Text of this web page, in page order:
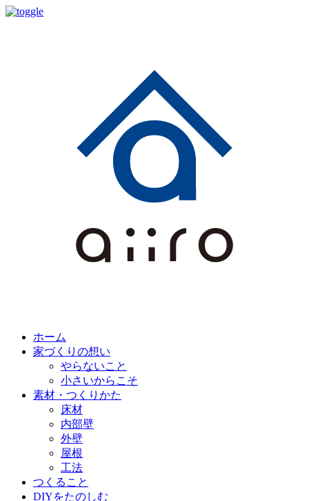
ホーム
家づくりの想い
やらないこと
小さいからこそ
素材・つくりかた
床材
内部壁
外壁
屋根
工法
つくること
DIYをたのしむ